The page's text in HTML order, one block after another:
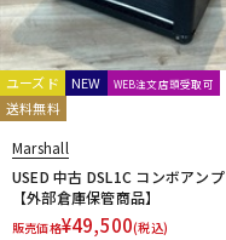
ユーズド NEW WEB注文店頭受取可
送料無料
Marshall
USED 中古 DSL1C コンボアンプ
【外部倉庫保管商品】
販売価格¥49,500(税込)